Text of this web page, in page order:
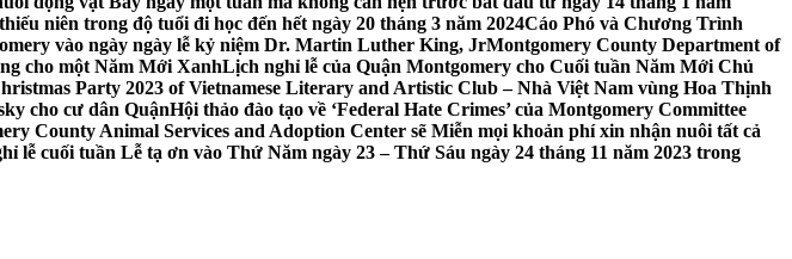
niên trong độ tuổi đi học đến hết ngày 20 tháng 3 năm 2024Cáo Phó và Chương Trình
vào ngày ngày lễ kỷ niệm Dr. Martin Luther King, JrMontgomery County Department of
cho một Năm Mới XanhLịch nghỉ lễ của Quận Montgomery cho Cuối tuần Năm Mới Chủ
Party 2023 of Vietnamese Literary and Artistic Club – Nhà Việt Nam vùng Hoa Thịnh
cho cư dân QuậnHội thảo đào tạo về ‘Federal Hate Crimes’ của Montgomery Committee
County Animal Services and Adoption Center sẽ Miễn mọi khoản phí xin nhận nuôi tất cả
lễ cuối tuần Lễ tạ ơn vào Thứ Năm ngày 23 – Thứ Sáu ngày 24 tháng 11 năm 2023 trong